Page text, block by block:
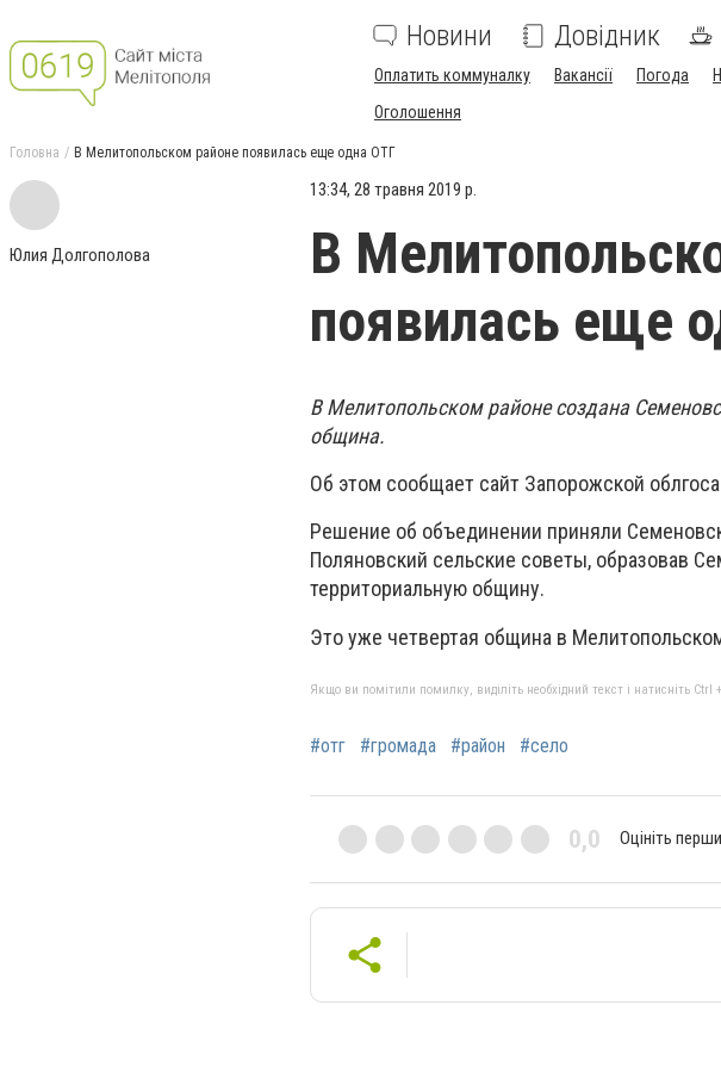
Новини Довідник
Оплатить коммуналку Вакансії Погода
Оголошення
Головна В Мелитопольском районе появилась еще одна ОТГ
Юлия Долгополова
13:34, 28 травня 2019 р.
В
появилась еще
В Мелитопольском районе создана
община.
Об этом сообщает сайт Запорожской
Решение об объединении приняли
Поляновский сельские советы, образовав
территориальную общину.
Это уже четвертая община в
Якщо ви помітили помилку, виділіть необхідний текст і натисніть
#отг #громада #район #село
0,0 Оцініть